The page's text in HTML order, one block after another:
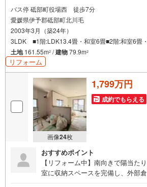
バス停 砥部町役場西 徒歩7分
愛媛県伊予郡砥部町北川毛
2003年3月（築24年）
3LDK ■1階:LDK13.4畳・和室6畳■2階:和室6畳
土地161.55m2 /建物79.9m2
リフォーム
画像24枚
1,799万円
成約でもらえる
おすすめポイント
【リフォーム中】南向きで陽当た
室に収納スペースを完備し、外部